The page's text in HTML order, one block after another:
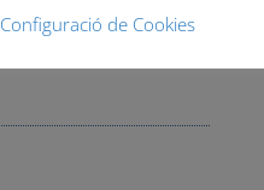
Configuració de Cookies